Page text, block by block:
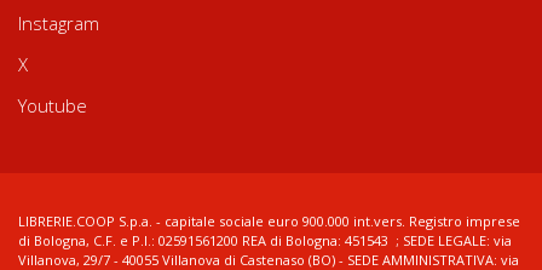
Instagram
X
Youtube
LIBRERIE.COOP S.p.a. - capitale sociale euro 900.000 int.vers. Registro imprese
di Bologna, C.F. e P.I.: 02591561200 REA di Bologna: 451543 ; SEDE LEGALE: via
Villanova, 29/7 - 40055 Villanova di Castenaso (BO) - SEDE AMMINISTRATIVA: via